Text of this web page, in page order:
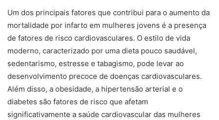
Um dos principais fatores que contribui para o aumento da
mortalidade por infarto em mulheres jovens é a presença
de fatores de risco cardiovasculares. O estilo de vida
moderno, caracterizado por uma dieta pouco saudável,
sedentarismo, estresse e tabagismo, pode levar ao
desenvolvimento precoce de doenças cardiovasculares.
Além disso, a obesidade, a hipertensão arterial e o
diabetes são fatores de risco que afetam
significativamente a saúde cardiovascular das mulheres